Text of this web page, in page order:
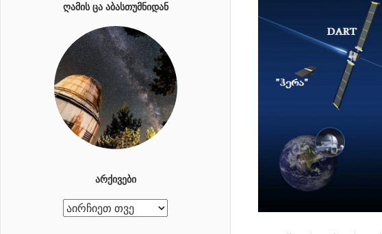
ᲦᲐᲛᲘᲡ ᲪᲐ ᲐᲑᲐᲡᲗᲣᲛᲜᲘᲓᲐᲜ
ᲐᲠᲥᲘᲕᲔᲑᲘ
ა